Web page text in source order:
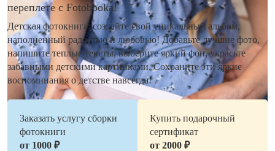
переплете с Fotobooka!
Детская фотокнига: создайте свой уникальный альбом,
наполненный радостью и любовью! Добавьте лучшие фото,
напишите теплые тексты, выберите яркий фон, украсьте
забавными детскими картинками. Сохраните эти яркие
воспоминания о детстве навсегда!
Заказать услугу сборки
фотокниги
от 1000 ₽
Купить подарочный
сертификат
от 2000 ₽